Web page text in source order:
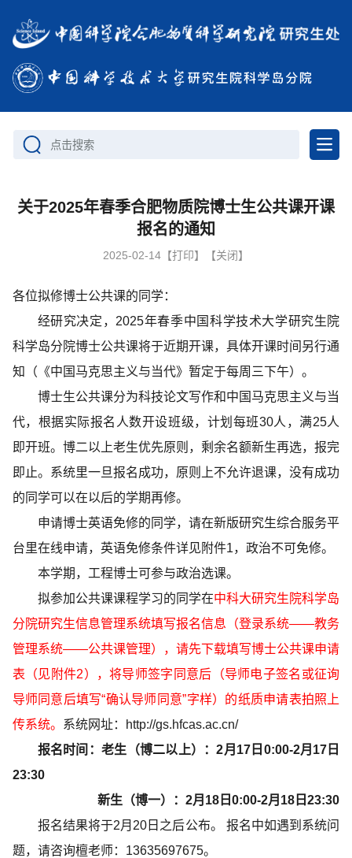
点击搜索
关于2025年春季合肥物质院博士生公共课开课
报名的通知
2025-02-14 【打印】 【关闭】
各位拟修博士公共课的同学：
经研究决定，2025年春季中国科学技术大学研究生院
科学岛分院博士公共课将于近期开课，具体开课时间另行通
知（《中国马克思主义与当代》暂定于每周三下午）。
博士生公共课分为科技论文写作和中国马克思主义与当
代，根据实际报名人数开设班级，计划每班30人，满25人
即开班。博二以上老生优先原则，剩余名额新生再选，报完
即止。系统里一旦报名成功，原则上不允许退课，没有成功
的同学可以在以后的学期再修。
申请博士英语免修的同学，请在新版研究生综合服务平
台里在线申请，英语免修条件详见附件1，政治不可免修。
本学期，工程博士可参与政治选课。
拟参加公共课课程学习的同学在中科大研究生院科学岛
分院研究生信息管理系统填写报名信息（登录系统——教务
管理系统——公共课管理），请先下载填写博士公共课申请
表（见附件2），将导师签字同意后（导师电子签名或征询
导师同意后填写“确认导师同意”字样）的纸质申请表拍照上
传系统。 系统网址：http://gs.hfcas.ac.cn/
报名时间：老生（博二以上）：2月17日0:00-2月17日
23:30
新生（博一）：2月18日0:00-2月18日23:30
报名结果将于2月20日之后公布。 报名中如遇到系统问
题，请咨询檀老师：13635697675。